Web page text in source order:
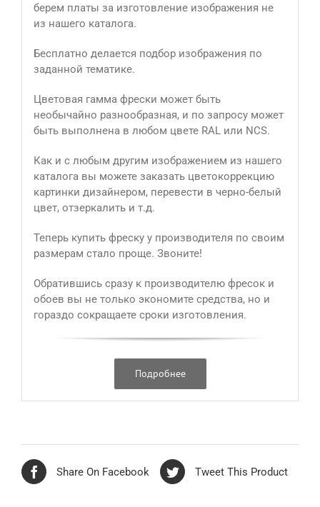
берем платы за изготовление изображения не
из нашего каталога.
Бесплатно делается подбор изображения по
заданной тематике.
Цветовая гамма фрески может быть
необычайно разнообразная, и по запросу может
быть выполнена в любом цвете RAL или NCS.
Как и с любым другим изображением из нашего
каталога вы можете заказать цветокоррекцию
картинки дизайнером, перевести в черно-белый
цвет, отзеркалить и т.д.
Теперь купить фреску у производителя по своим
размерам стало проще. Звоните!
Обратившись сразу к производителю фресок и
обоев вы не только экономите средства, но и
гораздо сокращаете сроки изготовления.
Подробнее
Share On Facebook Tweet This Product